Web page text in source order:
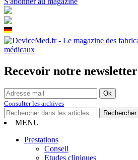
Recevoir notre newsletter
Consulter les archives
MENU
Prestations
Conseil
Etudes cliniques